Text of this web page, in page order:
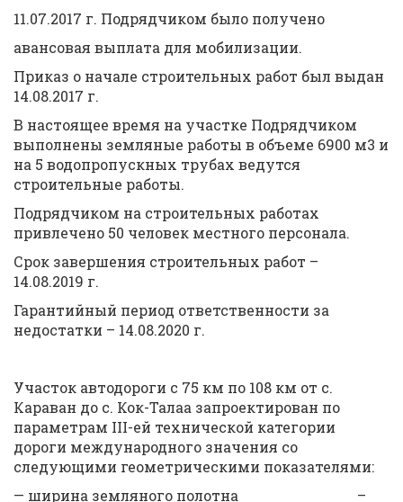
11.07.2017 г. Подрядчиком было получено
авансовая выплата для мобилизации.
Приказ о начале строительных работ был выдан
14.08.2017 г.
В настоящее время на участке Подрядчиком
выполнены земляные работы в объеме 6900 м3 и
на 5 водопропускных трубах ведутся
строительные работы.
Подрядчиком на строительных работах
привлечено 50 человек местного персонала.
Срок завершения строительных работ –
14.08.2019 г.
Гарантийный период ответственности за
недостатки – 14.08.2020 г.
Участок автодороги с 75 км по 108 км от с.
Караван до с. Кок-Талаа запроектирован по
параметрам III-ей технической категории
дороги международного значения со
следующими геометрическими показателями:
— ширина земляного полотна –